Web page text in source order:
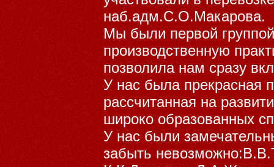
наб.адм.С.О.Макарова.
Мы были первой
производственную
позволила нам сразу
У нас была прекрасная
рассчитанная на
широко образованных
У нас были
забыть